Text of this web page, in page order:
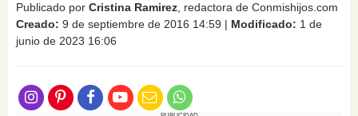
Publicado por Cristina Ramirez , redactora de Conmishijos.com
Creado: 9 de septiembre de 2016 14:59 | Modificado: 1 de
junio de 2023 16:06